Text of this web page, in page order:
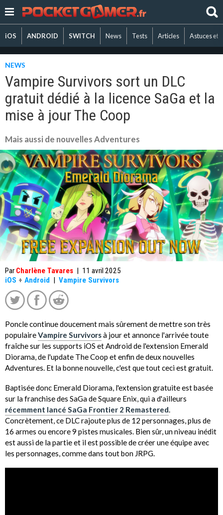
iOS ANDROID SWITCH News Tests Articles Astuces et
NEWS
Vampire Survivors sort un DLC
gratuit dédié à la licence SaGa et la
mise à jour The Coop
Mais aussi de nouvelles Adventures
Par Charlène Tavares | 11 avril 2025
iOS + Android | Vampire Survivors
Poncle continue doucement mais sûrement de mettre son très
populaireVampire Survivorsà jour et annonce l'arrivée toute
fraîche sur les supports iOS et Android de l'extension Emerald
Diorama, de l'update The Coop et enfin de deux nouvelles
Adventures. Et la bonne nouvelle, c'est que tout ceci est gratuit.
Baptisée donc Emerald Diorama, l'extension gratuite est basée
sur la franchise des SaGa de Square Enix, qui a d'ailleurs
récemment lancé SaGa Frontier 2 Remastered.
Concrètement, ce DLC rajoute plus de 12 personnages, plus de
16 armes ou encore 9 pistes musicales. Bien sûr, un niveau inédit
est aussi de la partie et il est possible de créer une équipe avec
les personnages, comme dans tout bon JRPG.